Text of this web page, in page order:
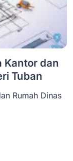
Kantor dan
Tuban
Rumah Dinas